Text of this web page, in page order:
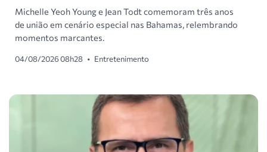
Michelle Yeoh Young e Jean Todt comemoram três anos
de união em cenário especial nas Bahamas, relembrando
momentos marcantes.
04/08/2026 08h28 • Entretenimento